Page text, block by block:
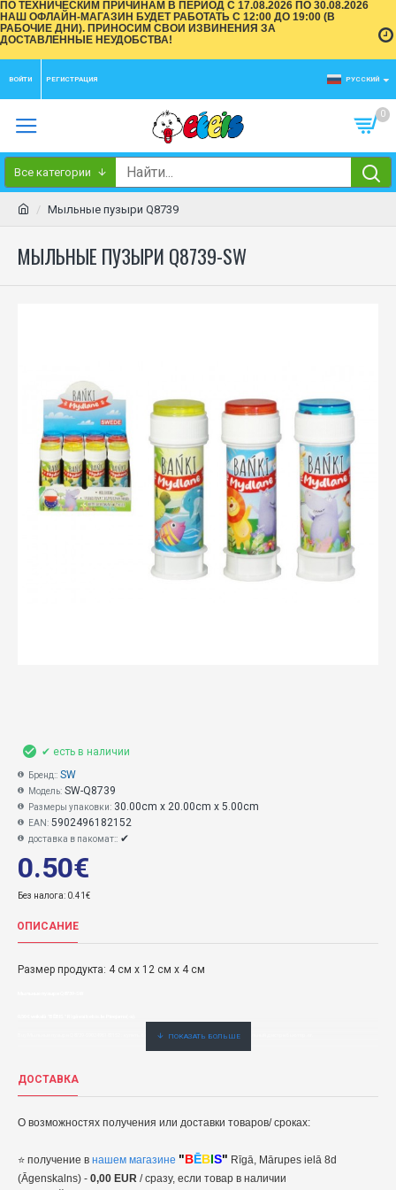
ПО ТЕХНИЧЕСКИМ ПРИЧИНАМ В ПЕРИОД С 17.08.2026 ПО 30.08.2026
НАШ ОФЛАЙН-МАГАЗИН БУДЕТ РАБОТАТЬ С 12:00 ДО 19:00 (В
РАБОЧИЕ ДНИ). ПРИНОСИМ СВОИ ИЗВИНЕНИЯ ЗА
ДОСТАВЛЕННЫЕ НЕУДОБСТВА!
ВОЙТИ РЕГИСТРАЦИЯ РУССКИЙ
0
Все категории
Мыльные пузыри Q8739
МЫЛЬНЫЕ ПУЗЫРИ Q8739-SW
0.50€
Без налога: 0.41€
✔ есть в наличии
Бренд:: SW
Модель: SW-Q8739
Размеры упаковки: 30.00cm x 20.00cm x 5.00cm
EAN: 5902496182152
доставка в пакомат:: ✔
ОПИСАНИЕ
Размер продукта: 4 см x 12 см x 4 см
Buy Мыльные пузыри Q8739-5902496182152 : купить быстро, удобно и по низкой цене. Официальный дистрибьютер.er.
ДОСТАВКА
О возможностях получения или доставки товаров/ сроках:
⭐ получение в нашем магазине "BĒBIS" Rīgā, Mārupes ielā 8d
(Āgenskalns) - 0,00 EUR / сразу, если товар в наличии